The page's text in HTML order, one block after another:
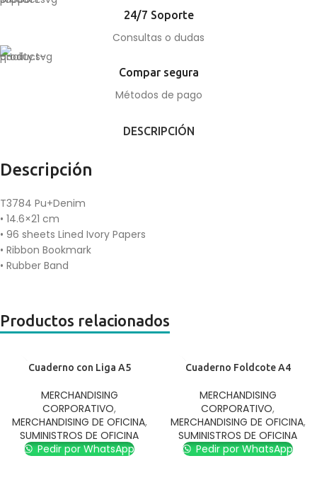
24/7 Soporte
Consultas o dudas
Compar segura
Métodos de pago
DESCRIPCIÓN
Descripción
T3784 Pu+Denim
• 14.6×21 cm
• 96 sheets Lined Ivory Papers
• Ribbon Bookmark
• Rubber Band
Productos relacionados
Cuaderno con Liga A5
MERCHANDISING
CORPORATIVO,
MERCHANDISING DE OFICINA,
SUMINISTROS DE OFICINA
Pedir por WhatsApp
Cuaderno Foldcote A4
MERCHANDISING
CORPORATIVO,
MERCHANDISING DE OFICINA,
SUMINISTROS DE OFICINA
Pedir por WhatsApp